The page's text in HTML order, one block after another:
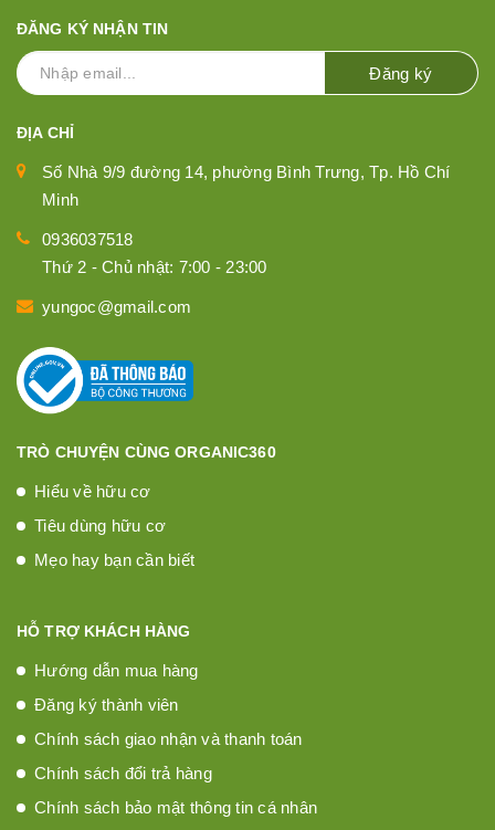
ĐĂNG KÝ NHẬN TIN
Đăng ký
ĐỊA CHỈ
Số Nhà 9/9 đường 14, phường Bình Trưng, Tp. Hồ Chí
Minh
0936037518
Thứ 2 - Chủ nhật: 7:00 - 23:00
yungoc@gmail.com
TRÒ CHUYỆN CÙNG ORGANIC360
Hiểu về hữu cơ
Tiêu dùng hữu cơ
Mẹo hay bạn cần biết
HỖ TRỢ KHÁCH HÀNG
Hướng dẫn mua hàng
Đăng ký thành viên
Chính sách giao nhận và thanh toán
Chính sách đổi trả hàng
Chính sách bảo mật thông tin cá nhân